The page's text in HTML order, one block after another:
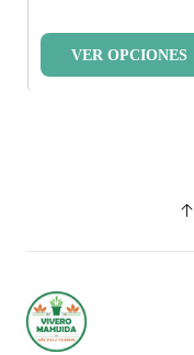
VER OPCIONES